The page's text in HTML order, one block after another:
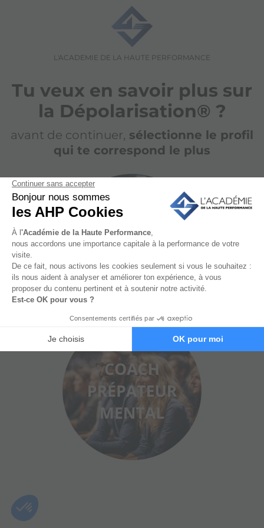
L'ACADEMIE DE LA HAUTE PERFORMANCE
Tu veux en savoir plus sur
la Dépolarisation® ?
avant de continuer, sélectionne le profil
qui te correspond le plus